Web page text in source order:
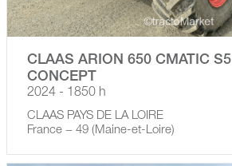
CLAAS ARION 650 CMATIC S5
CONCEPT
2024 - 1850 h
CLAAS PAYS DE LA LOIRE
France − 49 (Maine-et-Loire)